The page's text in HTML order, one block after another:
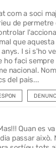
com a soci
de permetre
que
I si s'ho
ho faci
nacional.
del pais...
Quan es
passar això.